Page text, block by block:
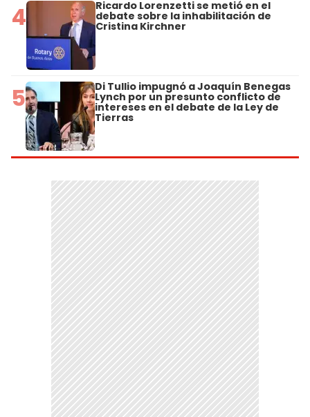
4 Ricardo Lorenzetti se metió en el
debate sobre la inhabilitación de
Cristina Kirchner
5 Di Tullio impugnó a Joaquín Benegas
Lynch por un presunto conflicto de
intereses en el debate de la Ley de
Tierras